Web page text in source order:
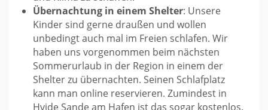
Übernachtung in einem Shelter: Unsere
Kinder sind gerne draußen und wollen
unbedingt auch mal im Freien schlafen. Wir
haben uns vorgenommen beim nächsten
Sommerurlaub in der Region in einem der
Shelter zu übernachten. Seinen Schlafplatz
kann man online reservieren. Zumindest in
Hvide Sande am Hafen ist das sogar kostenlos.